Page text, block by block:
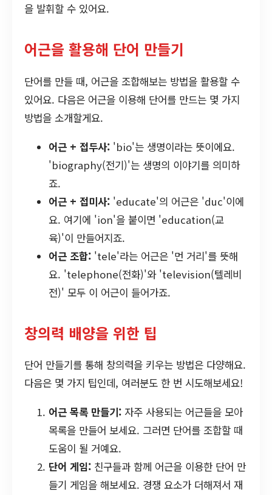
을 발휘할 수 있어요.
어근을 활용해 단어 만들기
단어를 만들 때, 어근을 조합해보는 방법을 활용할 수
있어요. 다음은 어근을 이용해 단어를 만드는 몇 가지
방법을 소개할게요.
어근 + 접두사: 'bio'는 생명이라는 뜻이에요.
'biography(전기)'는 생명의 이야기를 의미하
죠.
어근 + 접미사: 'educate'의 어근은 'duc'이에
요. 여기에 'ion'을 붙이면 'education(교
육)'이 만들어지죠.
어근 조합: 'tele'라는 어근은 '먼 거리'를 뜻해
요. 'telephone(전화)'와 'television(텔레비
전)' 모두 이 어근이 들어가죠.
창의력 배양을 위한 팁
단어 만들기를 통해 창의력을 키우는 방법은 다양해요.
다음은 몇 가지 팁인데, 여러분도 한 번 시도해보세요!
어근 목록 만들기: 자주 사용되는 어근들을 모아
목록을 만들어 보세요. 그러면 단어를 조합할 때
도움이 될 거예요.
단어 게임: 친구들과 함께 어근을 이용한 단어 만
들기 게임을 해보세요. 경쟁 요소가 더해져서 재